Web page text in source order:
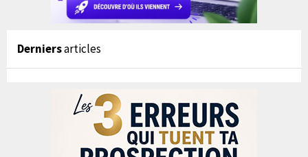
Derniersarticles